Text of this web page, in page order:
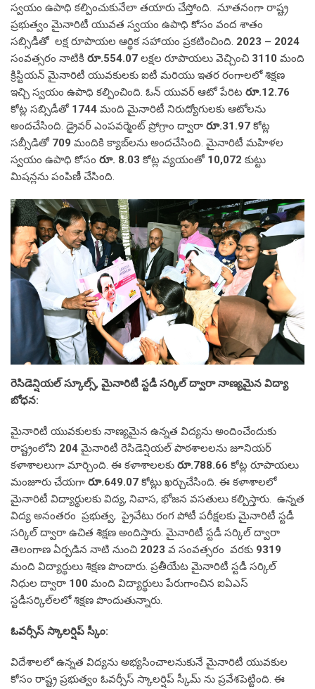
స్వయం ఉపాధి కల్పించుకునేలా తయారు చేస్తోంది. నూతనంగా రాష్ట్ర
ప్రభుత్వం మైనారిటీ యువత స్వయం ఉపాధి కోసం వంద శాతం
సబ్సిడీతో లక్ష రూపాయల ఆర్థిక సహాయం ప్రకటించింది. 2023 – 2024
సంవత్సరం నాటికి రూ.554.07 లక్షల రూపాయలు వెచ్చించి 3110 మంది
క్రిస్టియన్ మైనారిటీ యువకులకు ఐటీ మరియు ఇతర రంగాలలో శిక్షణ
ఇచ్చి స్వయం ఉపాధి కల్పించింది. ఓన్ యువర్ ఆటో పేరిట రూ.12.76
కోట్ల సబ్సిడీతో 1744 మంది మైనారిటీ నిరుద్యోగులకు ఆటోలను
అందచేసింది. డ్రైవర్ ఎంపవర్మెంట్ ప్రోగ్రాం ద్వారా రూ.31.97 కోట్ల
సబ్సీడితో 709 మందికి క్యాబ్‌లను అందచేసింది. మైనారిటీ మహిళల
స్వయం ఉపాధి కోసం రూ. 8.03 కోట్ల వ్యయంతో 10,072 కుట్టు
మిషన్లను పంపిణీ చేసింది.
రెసిడెన్షియల్ స్కూల్స్, మైనారిటీ స్టడీ సర్కిల్ ద్వారా నాణ్యమైన విద్యా
బోధన:
మైనారిటీ యువకులకు నాణ్యమైన ఉన్నత విద్యను అందించేందుకు
రాష్ట్రంలోని 204 మైనారిటీ రెసిడెన్షియల్ పాఠశాలలను జూనియర్
కళాశాలలుగా మార్చింది. ఈ కళాశాలలకు రూ.788.66 కోట్ల రూపాయలు
మంజూరు చేయగా రూ.649.07 కోట్లు ఖర్చుచేసింది. ఈ కళాశాలలో
మైనారిటీ విద్యార్థులకు విద్య, నివాస, భోజన వసతులు కల్పిస్తారు. ఉన్నత
విద్య అనంతరం ప్రభుత్వ, ప్రైవేటు రంగ పోటీ పరీక్షలకు మైనారిటీ స్టడీ
సర్కిల్ ద్వారా ఉచిత శిక్షణ అందిస్తారు. మైనారిటీ స్టడీ సర్కిల్ ద్వారా
తెలంగాణ ఏర్పడిన నాటి నుంచి 2023 వ సంవత్సరం వరకు 9319
మంది విద్యార్థులు శిక్షణ పొందారు. ప్రతీయేట మైనారిటీ స్టడీ సర్కిల్
నిధుల ద్వారా 100 మంది విద్యార్థులు పేరుగాంచిన ఐఏఎస్
స్టడీసర్కిల్‌లలో శిక్షణ పొందుతున్నారు.
ఓవర్సీస్ స్కాలర్షిప్ స్కీం:
విదేశాలలో ఉన్నత విద్యను అభ్యసించాలనుకునే మైనారిటీ యువకుల
కోసం రాష్ట్ర ప్రభుత్వం ఓవర్సీస్ స్కాలర్షిప్ స్కీమ్ ను ప్రవేశపెట్టింది. ఈ